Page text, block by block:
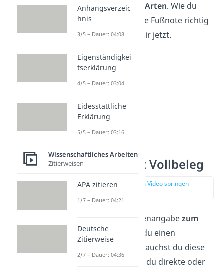
zwei verschiedenen Arten. Wie du
nach diesen Arten die Fußnote richtig
angibst, zeigen wir dir jetzt.
Fußnoten mit Vollbeleg
zur Stelle im Video springen
Nennst du die Quellenangabezum
ersten Mal, machst du einen
. Im Text brauchst du diese
Belege immer, wenn du direkte oder
Anhangsverzeic
hnis
3/5 – Dauer: 04:08
Eigenständigkei
tserklärung
4/5 – Dauer: 03:04
Eidesstattliche
Erklärung
5/5 – Dauer: 03:16
Wissenschaftliches Arbeiten
Zitierweisen
APA zitieren
1/7 – Dauer: 04:21
Deutsche
Zitierweise
2/7 – Dauer: 04:36